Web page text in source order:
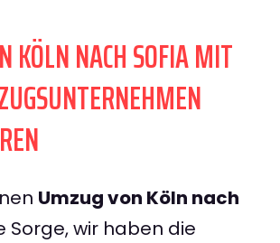
KÖLN NACH SOFIA MIT
Umzug von Köln nach
Sorge, wir haben die